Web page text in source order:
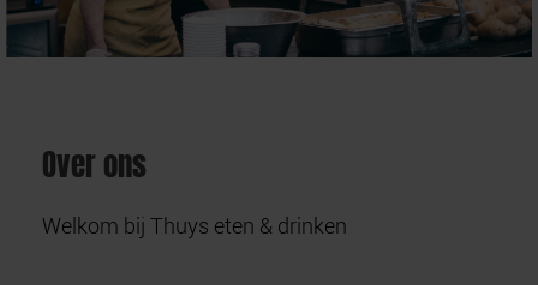
Over ons
Welkom bij Thuys eten & drinken